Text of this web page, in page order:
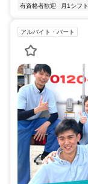
有資格者歓迎
月1シフ
アルバイト・パート